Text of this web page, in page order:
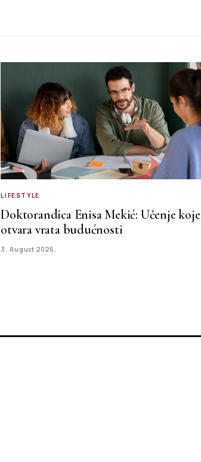
LIFESTYLE
Doktorandica Enisa Mekić: Učenje koje
otvara vrata budućnosti
3. August 2026.